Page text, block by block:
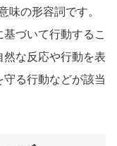
味の形容詞です。
づいて行動するこ
然な反応や行動を表
る行動などが該当